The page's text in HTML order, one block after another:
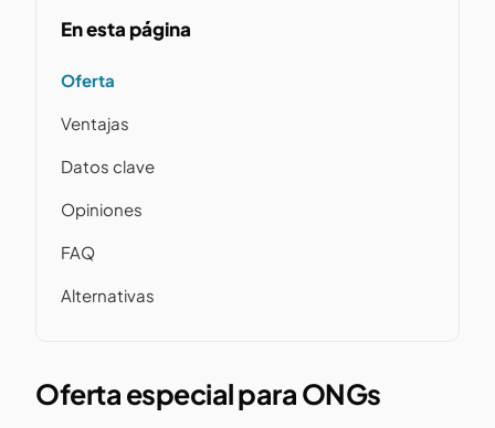
Oferta especial para ONGs
En esta página
Oferta
Ventajas
Datos clave
Opiniones
FAQ
Alternativas